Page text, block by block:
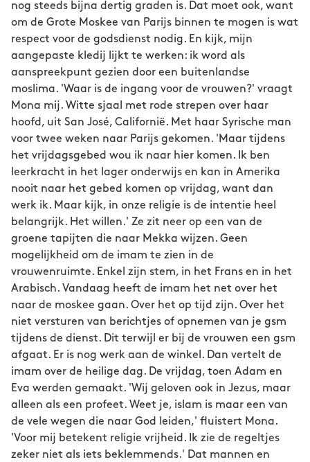
nog steeds bijna dertig graden is. Dat moet ook, want
om de Grote Moskee van Parijs binnen te mogen is wat
respect voor de godsdienst nodig. En kijk, mijn
aangepaste kledij lijkt te werken: ik word als
aanspreekpunt gezien door een buitenlandse
moslima. 'Waar is de ingang voor de vrouwen?' vraagt
Mona mij. Witte sjaal met rode strepen over haar
hoofd, uit San José, Californië. Met haar Syrische man
voor twee weken naar Parijs gekomen. 'Maar tijdens
het vrijdagsgebed wou ik naar hier komen. Ik ben
leerkracht in het lager onderwijs en kan in Amerika
nooit naar het gebed komen op vrijdag, want dan
werk ik. Maar kijk, in onze religie is de intentie heel
belangrijk. Het willen.' Ze zit neer op een van de
groene tapijten die naar Mekka wijzen. Geen
mogelijkheid om de imam te zien in de
vrouwenruimte. Enkel zijn stem, in het Frans en in het
Arabisch. Vandaag heeft de imam het net over het
naar de moskee gaan. Over het op tijd zijn. Over het
niet versturen van berichtjes of opnemen van je gsm
tijdens de dienst. Dit terwijl er bij de vrouwen een gsm
afgaat. Er is nog werk aan de winkel. Dan vertelt de
imam over de heilige dag. De vrijdag, toen Adam en
Eva werden gemaakt. 'Wij geloven ook in Jezus, maar
alleen als een profeet. Weet je, islam is maar een van
de vele wegen die naar God leiden,' fluistert Mona.
'Voor mij betekent religie vrijheid. Ik zie de regeltjes
zeker niet als iets beklemmends.' Dat mannen en